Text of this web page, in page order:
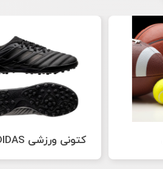
کتونی ورزشی ADIDAS